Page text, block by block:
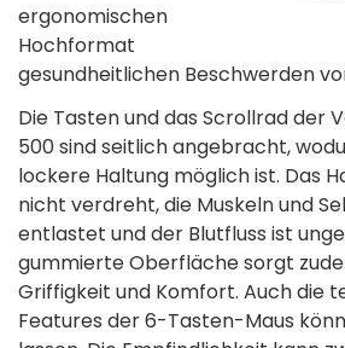
ergonomischen
Hochformat
gesundheitlichen Beschwerden
Die Tasten und das Scrollrad der
500 sind seitlich angebracht,
lockere Haltung möglich ist. Das
nicht verdreht, die Muskeln und
entlastet und der Blutfluss ist
gummierte Oberfläche sorgt
Griffigkeit und Komfort. Auch die
Features der 6-Tasten-Maus